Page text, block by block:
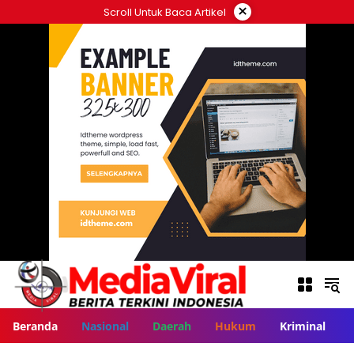
ke
Scroll Untuk Baca Artikel ×
Beranda Nasional Daerah Hukum Kriminal